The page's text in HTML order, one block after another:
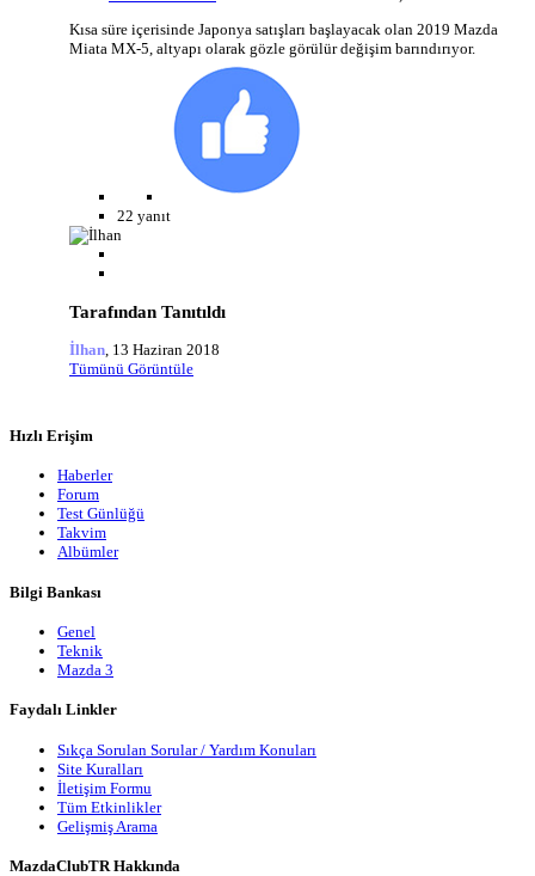
Kısa süre içerisinde Japonya satışları başlayacak olan 2019 Mazda
Miata MX-5, altyapı olarak gözle görülür değişim barındırıyor.
22 yanıt
Tarafından Tanıtıldı
İlhan 13 Haziran 2018
Tümünü Görüntüle
Hızlı Erişim
Haberler
Forum
Test Günlüğü
Takvim
Albümler
Bilgi Bankası
Genel
Teknik
Mazda 3
Faydalı Linkler
Sıkça Sorulan Sorular / Yardım Konuları
Site Kuralları
İletişim Formu
Tüm Etkinlikler
Gelişmiş Arama
MazdaClubTR Hakkında